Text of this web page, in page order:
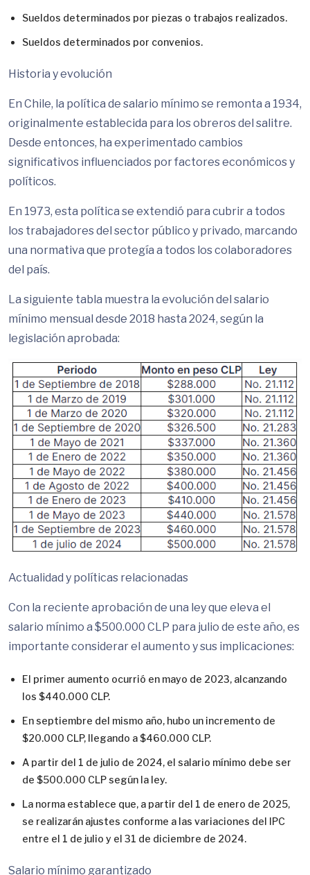
Sueldos determinados por piezas o trabajos realizados.
Sueldos determinados por convenios.
Historia y evolución
En Chile, la política de salario mínimo se remonta a 1934,
originalmente establecida para los obreros del salitre.
Desde entonces, ha experimentado cambios
significativos influenciados por factores económicos y
políticos.
En 1973, esta política se extendió para cubrir a todos
los trabajadores del sector público y privado, marcando
una normativa que protegía a todos los colaboradores
del país.
La siguiente tabla muestra la evolución del salario
mínimo mensual desde 2018 hasta 2024, según la
legislación aprobada:
Actualidad y políticas relacionadas
Con la reciente aprobación de una ley que eleva el
salario mínimo a $500.000 CLP para julio de este año, es
importante considerar el aumento y sus implicaciones:
El primer aumento ocurrió en mayo de 2023, alcanzando
los $440.000 CLP.
En septiembre del mismo año, hubo un incremento de
$20.000 CLP, llegando a $460.000 CLP.
A partir del 1 de julio de 2024, el salario mínimo debe ser
de $500.000 CLP según la ley.
La norma establece que, a partir del 1 de enero de 2025,
se realizarán ajustes conforme a las variaciones del IPC
entre el 1 de julio y el 31 de diciembre de 2024.
Salario mínimo garantizado